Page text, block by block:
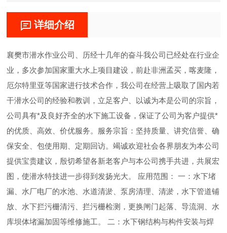
详细介绍
襄樊市潜水作业公司、历经十几年的奋斗我公司已经处在行业企
业，多次参加国家重大水上项目建设，前赴非洲孟买，喀麦隆，
厄尔特里亚等国家进行技术合作，我公司在经营上吸取了国内若
干潜水公司的经验和教训，立足客户、以诚为本是公司的宗旨，
公司具有*及良好齐全的水下施工设备，保证了公司为客户提供*
的优质、高效、价优服务。服务宗旨：坚持质量、讲究信誉、确
保安全、包使用期、定期回访。竭诚欢迎社会各界朋友为本公司
提供宝贵建议，殷切希望各新老客户与本公司携手共进，共展宏
图，使潜水特技进一步得到发扬光大。 应用范围： 一：水下堵
漏、水厂电厂的水池、水道清淤、泵房清理、清淤，水下管道铺
放、水下拦污栅清污、拦污栅检测，更换闸门起落、导流洞、水
库坝体堵漏加固等维修施工。 二：水下钢结构与构件安装与焊